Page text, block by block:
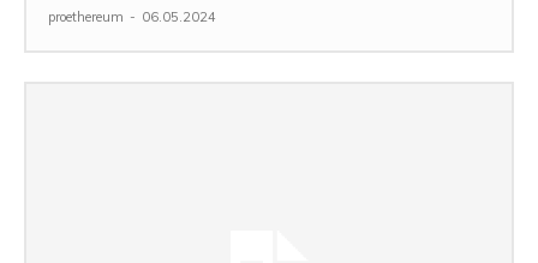
proethereum - 06.05.2024